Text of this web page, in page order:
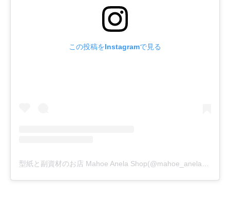
この投稿をInstagramで見る
型紙と副資材のお店 Mahoe Anela Shop(@mahoe_anela)がシェアした投稿